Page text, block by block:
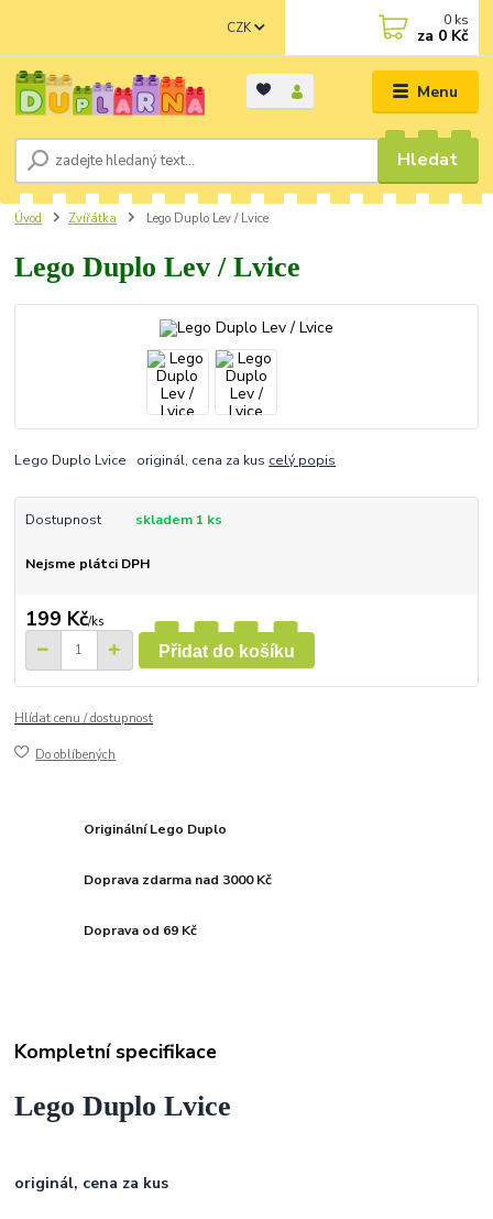
Menu
CZK
Hledat
0 ks
za 0 Kč
Úvod Zvířátka Lego Duplo Lev / Lvice
Lego Duplo Lev / Lvice
Lego Duplo Lvice originál, cena za kus celý popis
Dostupnost skladem 1 ks
Nejsme plátci DPH
199 Kč/ks
Přidat do košíku
Hlídat cenu / dostupnost
Do oblíbených
Originální Lego Duplo
Doprava zdarma nad 3000 Kč
Doprava od 69 Kč
Kompletní specifikace
Lego Duplo Lvice
originál, cena za kus